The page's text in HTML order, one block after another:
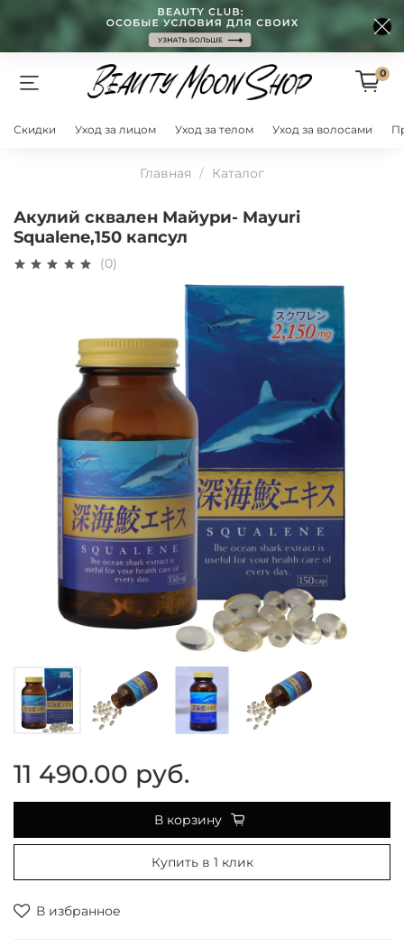
0
Скидки Уход за лицом Уход за телом Уход за волосами
Главная Каталог
Акулий сквален Майури- Mayuri
Squalene,150 капсул
(0)
В избранное
11 490.00 руб.
В корзину
Купить в 1 клик